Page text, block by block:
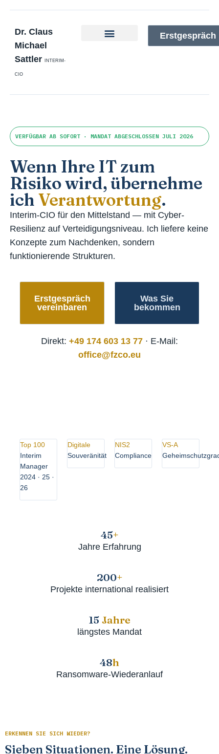
Dr. Claus
Michael
Sattler
INTERIM-
CIO
Erstgespräch
VERFÜGBAR AB SOFORT · MANDAT ABGESCHLOSSEN JULI 2026
Wenn Ihre IT zum
Risiko wird, übernehme
ich Verantwortung.
Interim-CIO für den Mittelstand — mit Cyber-
Resilienz auf Verteidigungsniveau. Ich liefere keine
Konzepte zum Nachdenken, sondern
funktionierende Strukturen.
Erstgespräch
vereinbaren
Was Sie
bekommen
Direkt: +49 174 603 13 77 · E-Mail:
office@fzco.eu
Top 100
Interim
Manager
2024 · 25 ·
26
Digitale
Souveränität
NIS2
Compliance
VS-A
45+
Jahre Erfahrung
200+
Projekte international realisiert
15 Jahre
längstes Mandat
48h
Ransomware-Wiederanlauf
ERKENNEN SIE SICH WIEDER?
Sieben Situationen. Eine Lösung.